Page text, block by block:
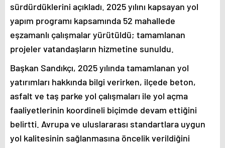
sürdürdüklerini açıkladı. 2025 yılını kapsayan yol
yapım programı kapsamında 52 mahallede
eşzamanlı çalışmalar yürütüldü; tamamlanan
projeler vatandaşların hizmetine sunuldu.
Başkan Sandıkçı, 2025 yılında tamamlanan yol
yatırımları hakkında bilgi verirken, ilçede beton,
asfalt ve taş parke yol çalışmaları ile yol açma
faaliyetlerinin koordineli biçimde devam ettiğini
belirtti. Avrupa ve uluslararası standartlara uygun
yol kalitesinin sağlanmasına öncelik verildiğini